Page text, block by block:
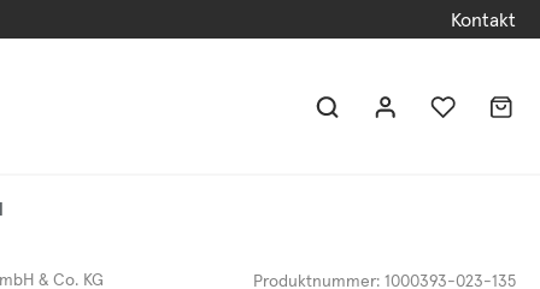
Kontakt
& Co. KG Produktnummer: 1000393-023-135